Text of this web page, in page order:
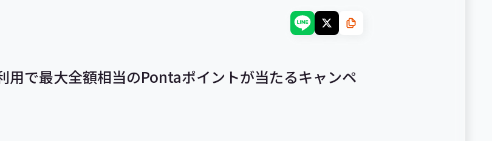
用で最大全額相当のPontaポイントが当たるキャンペ